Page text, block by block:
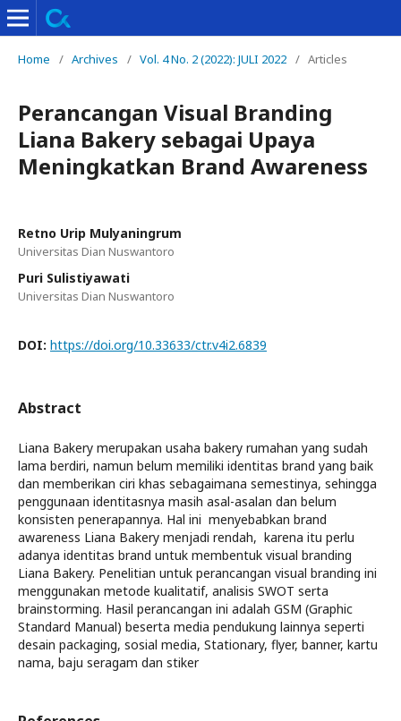
Home / Archives / Vol. 4 No. 2 (2022): JULI 2022 / Articles
Perancangan Visual Branding
Liana Bakery sebagai Upaya
Meningkatkan Brand Awareness
Retno Urip Mulyaningrum
Universitas Dian Nuswantoro
Puri Sulistiyawati
Universitas Dian Nuswantoro
DOI: https://doi.org/10.33633/ctr.v4i2.6839
Abstract
Liana Bakery merupakan usaha bakery rumahan yang sudah
lama berdiri, namun belum memiliki identitas brand yang baik
dan memberikan ciri khas sebagaimana semestinya, sehingga
penggunaan identitasnya masih asal-asalan dan belum
konsisten penerapannya. Hal ini menyebabkan brand
awareness Liana Bakery menjadi rendah, karena itu perlu
adanya identitas brand untuk membentuk visual branding
Liana Bakery. Penelitian untuk perancangan visual branding ini
menggunakan metode kualitatif, analisis SWOT serta
brainstorming. Hasil perancangan ini adalah GSM (Graphic
Standard Manual) beserta media pendukung lainnya seperti
desain packaging, sosial media, Stationary, flyer, banner, kartu
nama, baju seragam dan stiker